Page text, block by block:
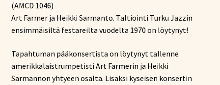
(AMCD 1046)
Art Farmer ja Heikki Sarmanto. Taltiointi Turku Jazzin
ensimmäisiltä festareilta vuodelta 1970 on löytynyt!
Tapahtuman pääkonsertista on löytynyt tallenne
amerikkalaistrumpetisti Art Farmerin ja Heikki
Sarmannon yhtyeen osalta. Lisäksi kyseisen konsertin